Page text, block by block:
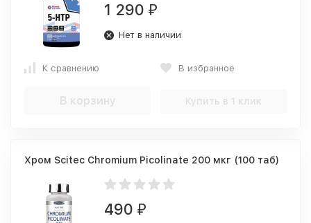
1 290 ₽
Нет в наличии
К сравнению В избранное
В корзину Купить в 1 клик
Хром Scitec Chromium Picolinate 200 мкг (100 таб)
490 ₽